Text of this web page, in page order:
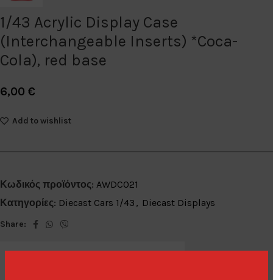
1/43 Acrylic Display Case
(Interchangeable Inserts) *Coca-
Cola), red base
6,00 €
Add to wishlist
Κωδικός προϊόντος: AWDC021
Κατηγορίες: Diecast Cars 1/43 , Diecast Displays
Share: